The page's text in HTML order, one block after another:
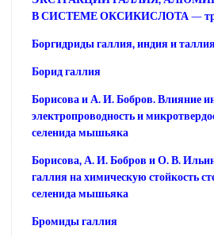
В СИСТЕМЕ ОКСИКИСЛОТА —
Боргидриды галлия, индия и
Борид галлия
Борисова и А. И. Бобров. Влияние
электропроводность и
селенида мышьяка
Борисова, А. И. Бобров и О. В.
галлия на химическую стойкость
селенида мышьяка
Бромиды галлия